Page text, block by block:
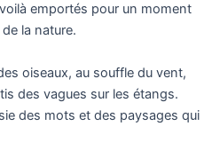
emportés pour un moment
la nature.
oiseaux, au souffle du vent,
des vagues sur les étangs.
des mots et des paysages qui